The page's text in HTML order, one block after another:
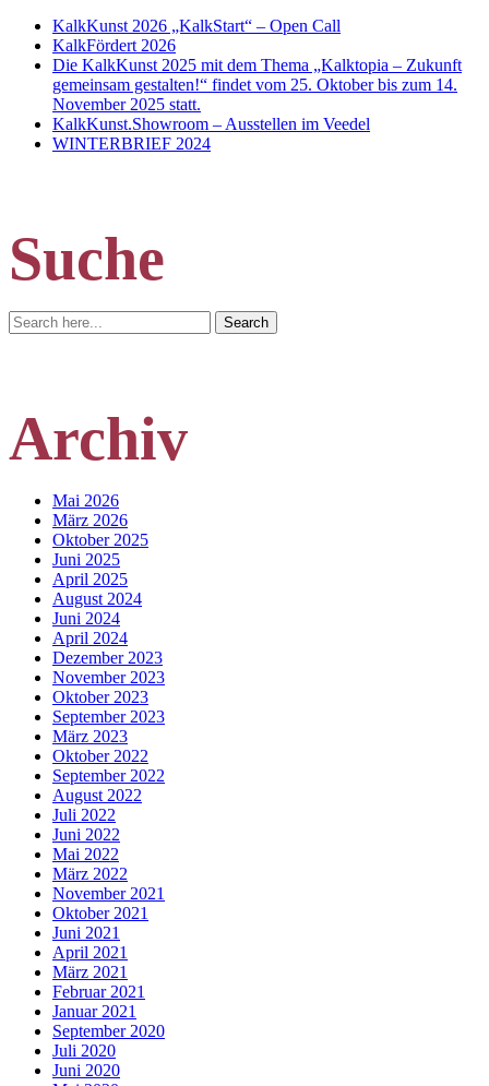
KalkKunst 2026 „KalkStart“ – Open Call
KalkFördert 2026
Die KalkKunst 2025 mit dem Thema „Kalktopia – Zukunft
gemeinsam gestalten!“ findet vom 25. Oktober bis zum 14.
November 2025 statt.
KalkKunst.Showroom – Ausstellen im Veedel
WINTERBRIEF 2024
Suche
Search
for:
Search
Archiv
Mai 2026
März 2026
Oktober 2025
Juni 2025
April 2025
August 2024
Juni 2024
April 2024
Dezember 2023
November 2023
Oktober 2023
September 2023
März 2023
Oktober 2022
September 2022
August 2022
Juli 2022
Juni 2022
Mai 2022
März 2022
November 2021
Oktober 2021
Juni 2021
April 2021
März 2021
Februar 2021
Januar 2021
September 2020
Juli 2020
Juni 2020